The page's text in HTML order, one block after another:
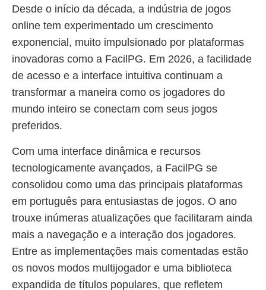
Desde o início da década, a indústria de jogos
online tem experimentado um crescimento
exponencial, muito impulsionado por plataformas
inovadoras como a FacilPG. Em 2026, a facilidade
de acesso e a interface intuitiva continuam a
transformar a maneira como os jogadores do
mundo inteiro se conectam com seus jogos
preferidos.
Com uma interface dinâmica e recursos
tecnologicamente avançados, a FacilPG se
consolidou como uma das principais plataformas
em português para entusiastas de jogos. O ano
trouxe inúmeras atualizações que facilitaram ainda
mais a navegação e a interação dos jogadores.
Entre as implementações mais comentadas estão
os novos modos multijogador e uma biblioteca
expandida de títulos populares, que refletem